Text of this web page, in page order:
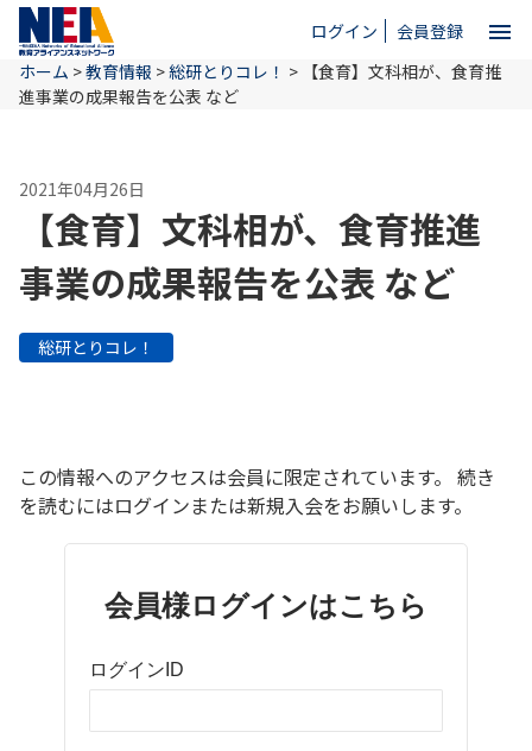
ログイン 会員登録 menu
ホーム
NEAとは
教育情報
ホーム >教育情報 >総研とりコレ！ > 【食育】文科相が、食育推
進事業の成果報告を公表 など
2021年04月26日
【食育】文科相が、食育推進
事業の成果報告を公表 など
総研とりコレ！
この情報へのアクセスは会員に限定されています。 続き
を読むにはログインまたは新規入会をお願いします。
会員様ログインはこちら
ログインID